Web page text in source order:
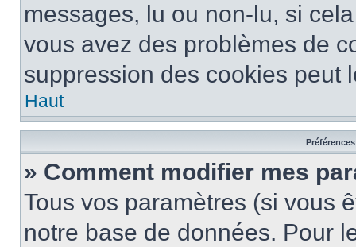
messages, lu ou non-lu, si
vous avez des problèmes de
suppression des cookies peut
Haut
» Comment modifier mes
Tous vos paramètres (si vous
notre base de données. Pour